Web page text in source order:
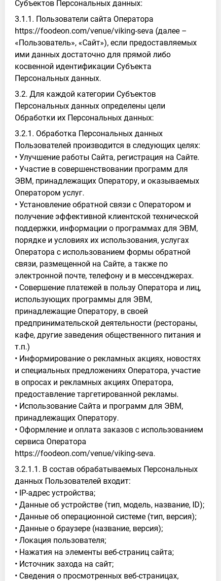
Субъектов Персональных данных:
3.1.1. Пользователи сайта Оператора
https://foodeon.com/venue/viking-seva (далее –
«Пользователь», «Сайт»), если предоставляемых
ими данных достаточно для прямой либо
косвенной идентификации Субъекта
Персональных данных.
3.2. Для каждой категории Субъектов
Персональных данных определены цели
Обработки их Персональных данных:
3.2.1. Обработка Персональных данных
Пользователей производится в следующих целях:
• Улучшение работы Сайта, регистрация на Сайте.
• Участие в совершенствовании программ для
ЭВМ, принадлежащих Оператору, и оказываемых
Оператором услуг.
• Установление обратной связи с Оператором и
получение эффективной клиентской технической
поддержки, информации о программах для ЭВМ,
порядке и условиях их использования, услугах
Оператора с использованием формы обратной
связи, размещенной на Сайте, а также по
электронной почте, телефону и в мессенджерах.
• Совершение платежей в пользу Оператора и лиц,
использующих программы для ЭВМ,
принадлежащие Оператору, в своей
предпринимательской деятельности (рестораны,
кафе, другие заведения общественного питания и
т.п.)
• Информирование о рекламных акциях, новостях
и специальных предложениях Оператора, участие
в опросах и рекламных акциях Оператора,
предоставление таргетированной рекламы.
• Использование Сайта и программ для ЭВМ,
принадлежащих Оператору.
• Оформление и оплата заказов с использованием
сервиса Оператора
https://foodeon.com/venue/viking-seva.
3.2.1.1. В состав обрабатываемых Персональных
данных Пользователей входит:
• IP-адрес устройства;
• Данные об устройстве (тип, модель, название, ID);
• Данные об операционной системе (тип, версия);
• Данные о браузере (название, версия);
• Локация пользователя;
• Нажатия на элементы веб-страниц сайта;
• Источник захода на сайт;
• Сведения о просмотренных веб-страницах,